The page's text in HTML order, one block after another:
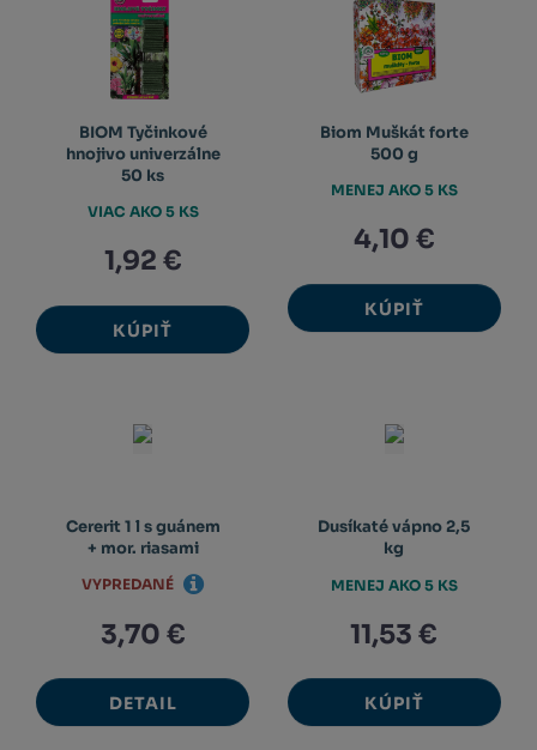
BIOM Tyčinkové
hnojivo univerzálne
50 ks
1,92 €
KÚPIŤ
VIAC AKO 5 KS
Biom Muškát forte
500 g
4,10 €
KÚPIŤ
MENEJ AKO 5 KS
Cererit 1 l s guánem
+ mor. riasami
3,70 €
DETAIL
VYPREDANÉ
Dusíkaté vápno 2,5
kg
11,53 €
KÚPIŤ
MENEJ AKO 5 KS